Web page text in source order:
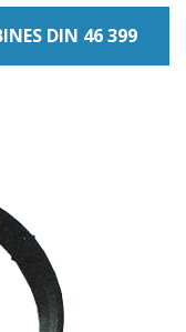
DIN 46 399